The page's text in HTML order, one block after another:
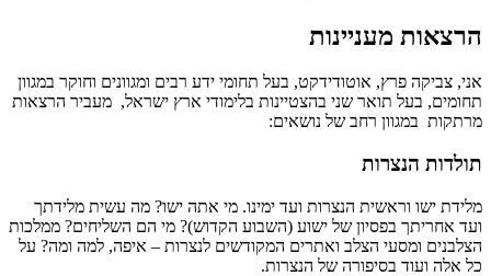
הרצאות מעניינות
אני, צביקה פרץ, אוטודידקט, בעל תחומי ידע רבים ומגוונים וחוקר במגוון
תחומים, בעל תואר שני בהצטיינות בלימודי ארץ ישראל, מעביר הרצאות
מרתקות במגוון רחב של נושאים:
תולדות הנצרות
מלידת ישו וראשית הנצרות ועד ימינו. מי אתה ישו? מה עשית מלידתך
ועד אחריתך בפסיון של ישוע (השבוע הקדוש)? מי הם השליחים? ממלכות
הצלבנים ומסעי הצלב ואתרים המקודשים לנצרות – איפה, למה ומה? על
כל אלה ועוד בסיפורה של הנצרות.